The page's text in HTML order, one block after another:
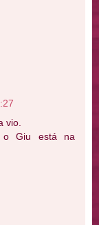
vio.
o Giu está na